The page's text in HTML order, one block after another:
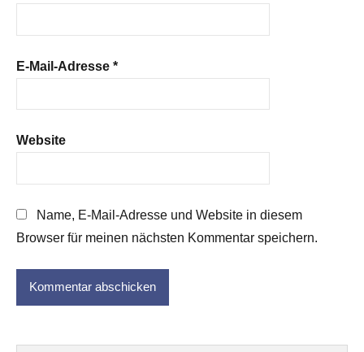
E-Mail-Adresse *
Website
Name, E-Mail-Adresse und Website in diesem
Browser für meinen nächsten Kommentar speichern.